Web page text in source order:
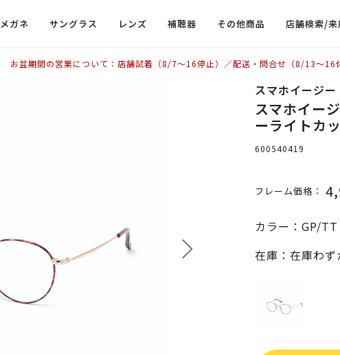
メガネ サングラス レンズ 補聴器 その他商品 店舗検索/
お盆期間の営業について：店舗試着（8/7〜16停止）／配送・問合せ（8/13〜16
スマホイージー
スマホイー
ーライトカ
600540419
フレーム価格：
カラー：GP/
在庫：在庫わず